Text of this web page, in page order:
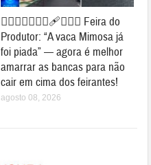
👉🏻🐮⛺🚧👎🏻🩹🤔🐄⛺ Feira do
Produtor: “A vaca Mimosa já
foi piada” — agora é melhor
amarrar as bancas para não
cair em cima dos feirantes!
agosto 08, 2026